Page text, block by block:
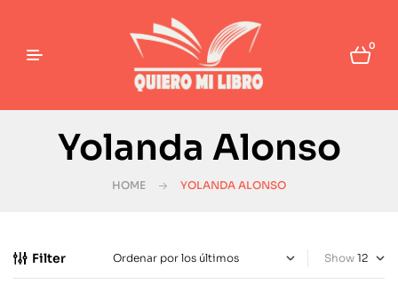
0
Yolanda Alonso
HOME YOLANDA ALONSO
Filter Show